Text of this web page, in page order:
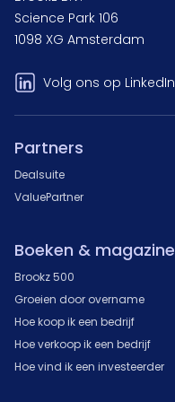
Science Park 106
1098 XG Amsterdam
Volg ons op LinkedIn
Partners
Dealsuite
ValuePartner
Boeken & magazine
Brookz 500
Groeien door overname
Hoe koop ik een bedrijf
Hoe verkoop ik een bedrijf
Hoe vind ik een investeerder